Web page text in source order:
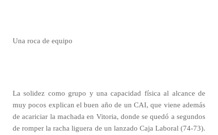
Una roca de equipo
La solidez como grupo y una capacidad física al alcance de
muy pocos explican el buen año de un CAI, que viene además
de acariciar la machada en Vitoria, donde se quedó a segundos
de romper la racha liguera de un lanzado Caja Laboral (74-73).